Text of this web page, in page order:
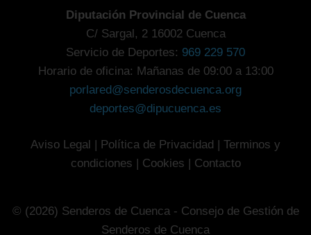
Diputación Provincial de Cuenca
C/ Sargal, 2 16002 Cuenca
Servicio de Deportes: 969 229 570
Horario de oficina: Mañanas de 09:00 a 13:00
porlared@senderosdecuenca.org
deportes@dipucuenca.es
Aviso Legal Política de Privacidad
Terminos y
condiciones
Cookies Contacto
© (2026) Senderos de Cuenca - Consejo de Gestión de
Senderos de Cuenca